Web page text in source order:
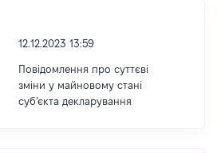
12.12.2023 13:59
Повідомлення про суттєві
зміни у майновому стані
субʼєкта декларування